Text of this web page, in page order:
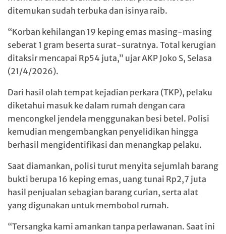
ditemukan sudah terbuka dan isinya raib.
“Korban kehilangan 19 keping emas masing-masing
seberat 1 gram beserta surat-suratnya. Total kerugian
ditaksir mencapai Rp54 juta,” ujar AKP Joko S, Selasa
(21/4/2026).
Dari hasil olah tempat kejadian perkara (TKP), pelaku
diketahui masuk ke dalam rumah dengan cara
mencongkel jendela menggunakan besi betel. Polisi
kemudian mengembangkan penyelidikan hingga
berhasil mengidentifikasi dan menangkap pelaku.
Saat diamankan, polisi turut menyita sejumlah barang
bukti berupa 16 keping emas, uang tunai Rp2,7 juta
hasil penjualan sebagian barang curian, serta alat
yang digunakan untuk membobol rumah.
“Tersangka kami amankan tanpa perlawanan. Saat ini